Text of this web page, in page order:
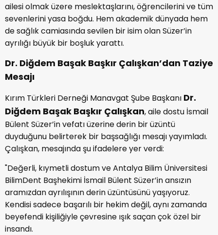
ailesi olmak üzere meslektaşlarını, öğrencilerini ve tüm
sevenlerini yasa boğdu. Hem akademik dünyada hem
de sağlık camiasında sevilen bir isim olan Süzer’in
ayrılığı büyük bir boşluk yarattı.
Dr. Diğdem Başak Başkır Çalışkan’dan Taziye
Mesajı
Kırım Türkleri Derneği Manavgat Şube Başkanı Dr.
Diğdem Başak Başkır Çalışkan, aile dostu İsmail
Bülent Süzer’in vefatı üzerine derin bir üzüntü
duyduğunu belirterek bir başsağlığı mesajı yayımladı.
Çalışkan, mesajında şu ifadelere yer verdi:
"Değerli, kıymetli dostum ve Antalya Bilim Üniversitesi
BilimDent Başhekimi İsmail Bülent Süzer’in ansızın
aramızdan ayrılışının derin üzüntüsünü yaşıyoruz.
Kendisi sadece başarılı bir hekim değil, aynı zamanda
beyefendi kişiliğiyle çevresine ışık saçan çok özel bir
insandı.